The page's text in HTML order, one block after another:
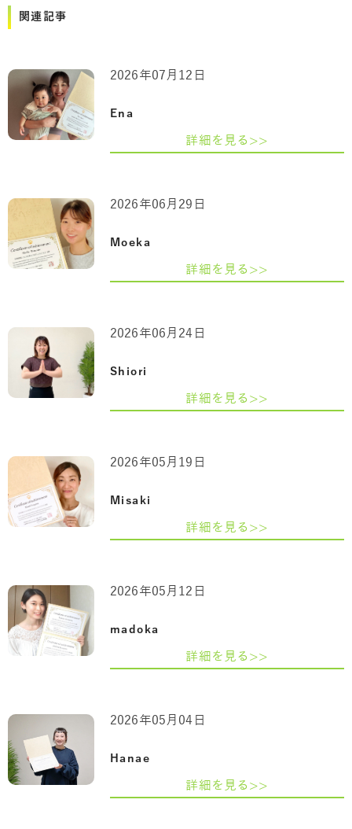
関連記事
Ena
2026年07月12日
詳細を見る>>
Moeka
2026年06月29日
詳細を見る>>
Shiori
2026年06月24日
詳細を見る>>
Misaki
2026年05月19日
詳細を見る>>
madoka
2026年05月12日
詳細を見る>>
Hanae
2026年05月04日
詳細を見る>>